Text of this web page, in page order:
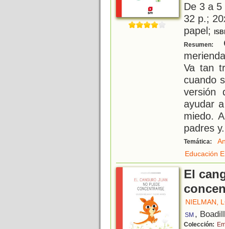
De 3 a
32 p.;
papel;
Resumen:
Va tan
cuando
versión
ayudar
miedo.
padres y
Temática:
Educación
El
NIELMAN,
SM ,
Colección: